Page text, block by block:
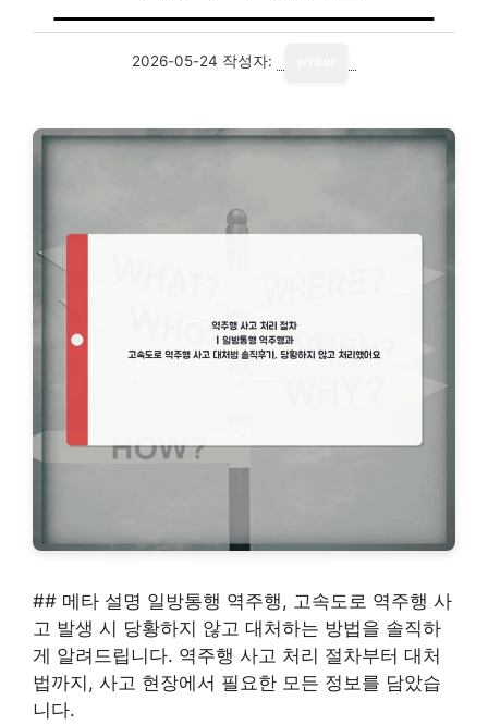
2026-05-24 작성자:
## 메타 설명 일방통행 역주행, 고속도로 역주행 사
고 발생 시 당황하지 않고 대처하는 방법을 솔직하
게 알려드립니다. 역주행 사고 처리 절차부터 대처
법까지, 사고 현장에서 필요한 모든 정보를 담았습
니다.